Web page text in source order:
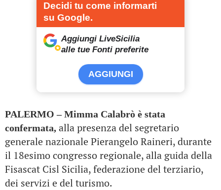
Decidi tu come informarti
su Google.
Aggiungi LiveSicilia
alle tue Fonti preferite
AGGIUNGI
PALERMO – Mimma Calabrò è stata
confermata, alla presenza del segretario
generale nazionale Pierangelo Raineri, durante
il 18esimo congresso regionale, alla guida della
Fisascat Cisl Sicilia, federazione del terziario,
dei servizi e del turismo.